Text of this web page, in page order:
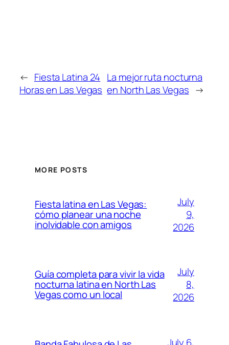
← Fiesta Latina 24
Horas en Las Vegas
La mejor ruta nocturna
en North Las Vegas →
MORE POSTS
Fiesta latina en Las Vegas:
cómo planear una noche
inolvidable con amigos
July
9,
2026
Guía completa para vivir la vida
nocturna latina en North Las
Vegas como un local
July
8,
2026